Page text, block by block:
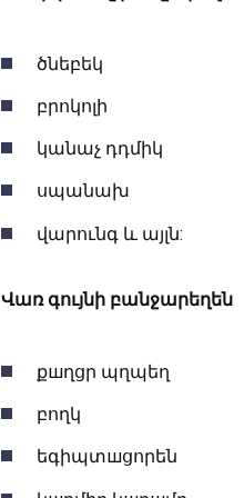
ծնեբեկ
բրոկոլի
կանաչ դդմիկ
սպանախ
վարունգ և այլն:
Վառ գույնի բանջարեղեն
քшղցր պղպեղ
բողկ
եգիպտшցորեն